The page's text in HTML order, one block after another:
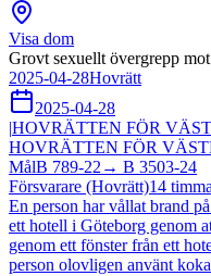
Visa dom
Grovt sexuellt övergrepp
2025-04-28Hovrätt
2025-04-28
|HOVRÄTTEN FÖR
HOVRÄTTEN FÖR
MålB 789-22 → B 3503-24
Försvarare (Hovrätt)14
En person har vållat brand
ett hotell i Göteborg genom
genom ett fönster från ett
person olovligen använt